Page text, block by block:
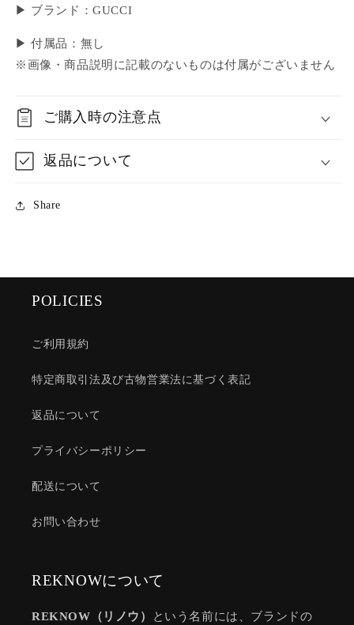
▶ ブランド：GUCCI
▶ 付属品：無し
※画像・商品説明に記載のないものは付属がございません
ご購入時の注意点
返品について
Share
POLICIES
ご利用規約
特定商取引法及び古物営業法に基づく表記
返品について
プライバシーポリシー
配送について
お問い合わせ
REKNOWについて
REKNOW（リノウ） という名前には、ブランドの